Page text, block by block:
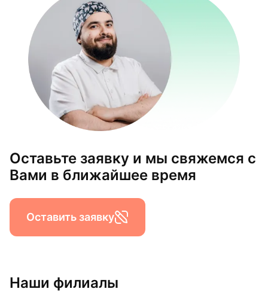
Оставьте заявку и мы свяжемся с
Вами в ближайшее время
Оставить заявку
Наши филиалы